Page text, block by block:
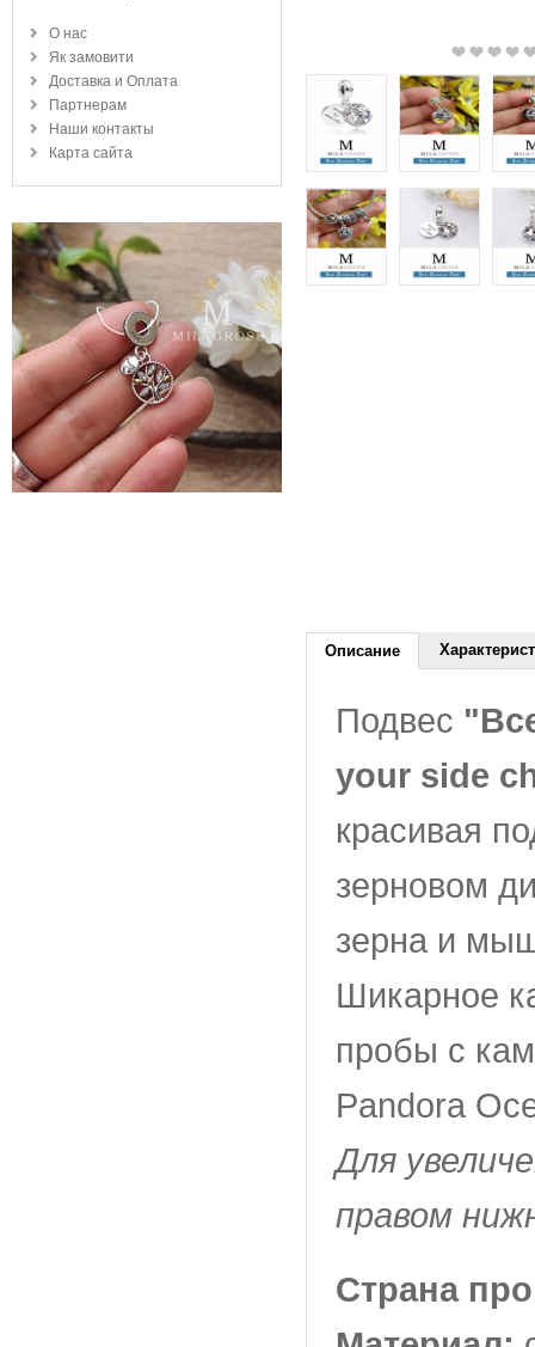
О нас
Як замовити
Доставка и Оплата
Партнерам
Наши контакты
Карта сайта
Описание
Подвес
your side
красивая
зерновом
зерна и
Шикарное
пробы с
Pandora
Для
правом
Страна